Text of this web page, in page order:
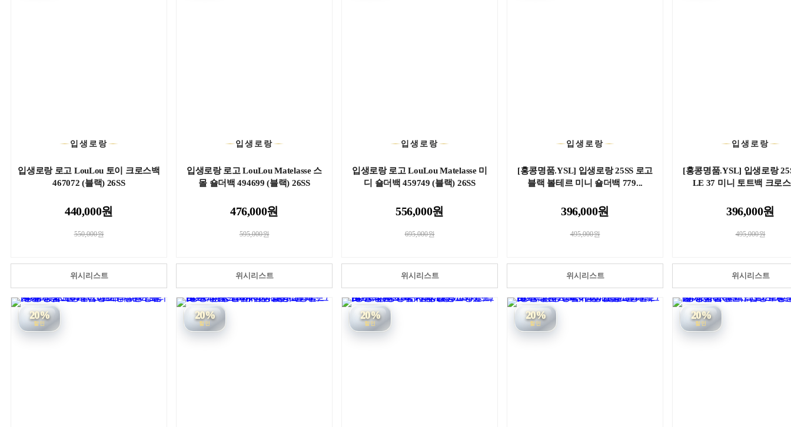
입생로랑
입생로랑 로고 LouLou 토이 크로스백
467072 (블랙) 26SS
440,000원
550,000원
위시리스트
입생로랑
입생로랑 로고 LouLou Matelasse 스
몰 숄더백 494699 (블랙) 26SS
476,000원
595,000원
위시리스트
입생로랑
입생로랑 로고 LouLou Matelasse 미
디 숄더백 459749 (블랙) 26SS
556,000원
695,000원
위시리스트
입생로랑
[홍콩명품.YSL] 입생로랑 25SS 로고
블랙 볼테르 미니 숄더백 779...
396,000원
495,000원
위시리스트
입생로랑
[홍콩명품.YSL] 입생로랑
LE 37 미니 토트백 크로
396,000원
495,000원
위시리스트
20%
할인
20%
할인
20%
할인
20%
할인
20%
할인